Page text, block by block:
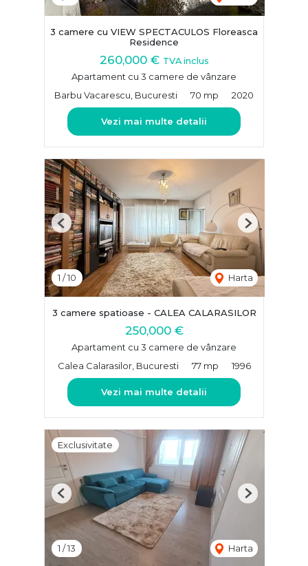
3 camere cu VIEW SPECTACULOS Floreasca
Residence
260,000 € TVA inclus
Apartament cu 3 camere de vânzare
Barbu Vacarescu, Bucuresti
70 mp 2020
Vezi mai multe detalii
1 /10 Harta
Previous Next
3 camere spatioase - CALEA CALARASILOR
250,000 €
Apartament cu 3 camere de vânzare
Calea Calarasilor, Bucuresti
77 mp 1996
Vezi mai multe detalii
Exclusivitate
1 /13 Harta
Previous Next